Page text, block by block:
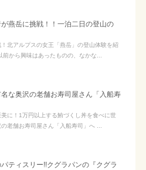
燕岳に挑戦！！一泊二日の登山の
北アルプスの女王「燕岳」の登山体験を紹
前から興味はあったものの、なかな...
な奥沢の老舗お寿司屋さん「入船寿
美に！1万円以上する鮪づくし丼を食べに世
老舗お寿司屋さん「入船寿司」へ ...
ティスリー!!クグラパンの『クグラ